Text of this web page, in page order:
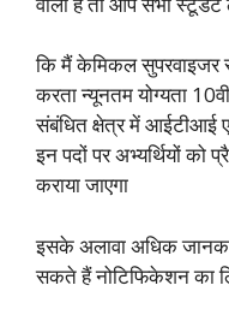
कि मैं केमिकल सुपरवाइजर
करता न्यूनतम योग्यता
संबंधित क्षेत्र में आईटीआई
इन पदों पर अभ्यर्थियों
कराया जाएगा
इसके अलावा अधिक
सकते हैं नोटिफिकेशन का